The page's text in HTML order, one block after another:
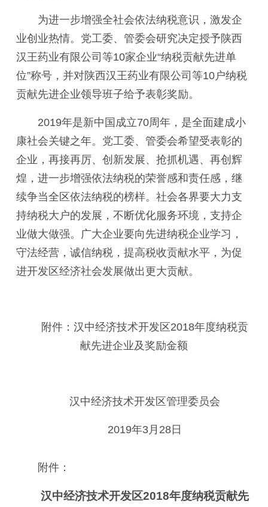
为进一步增强全社会依法纳税意识，激发企
业创业热情。党工委、管委会研究决定授予陕西
汉王药业有限公司等10家企业“纳税贡献先进单
位”称号，并对陕西汉王药业有限公司等10户纳税
贡献先进企业领导班子给予表彰奖励。
2019年是新中国成立70周年，是全面建成小
康社会关键之年。党工委、管委会希望受表彰的
企业，再接再厉、创新发展、抢抓机遇、再创辉
煌，进一步增强依法纳税的荣誉感和责任感，继
续争当全区依法纳税的榜样。社会各界要大力支
持纳税大户的发展，不断优化服务环境，支持企
业做大做强。广大企业要向先进纳税企业学习，
守法经营，诚信纳税，提高税收贡献水平，为促
进开发区经济社会发展做出更大贡献。
附件： 汉中经济技术开发区2018年度纳税贡
献先进企业及奖励金额
汉中经济技术开发区管理委员会
2019年3月28日
附件：
汉中经济技术开发区2018年度纳税贡献先